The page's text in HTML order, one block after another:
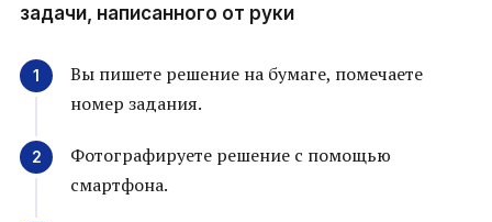
задачи, написанного от руки
Вы пишете решение на бумаге, помечаете
номер задания.
Фотографируете решение с помощью
смартфона.